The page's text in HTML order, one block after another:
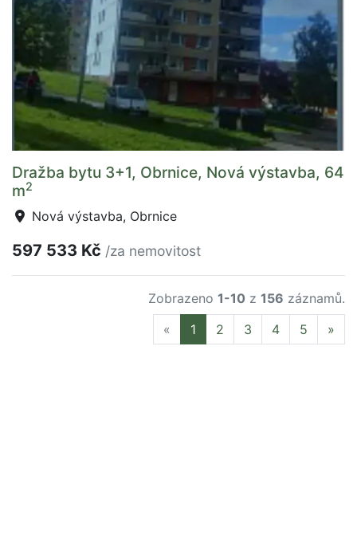
Dražba bytu 3+1, Obrnice, Nová výstavba, 64
m2
Nová výstavba, Obrnice
597 533 Kč /za nemovitost
Zobrazeno 1-10 z 156 záznamů.
« Previous
1 2 3 4 5 »